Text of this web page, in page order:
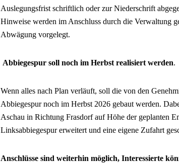
Auslegungsfrist schriftlich oder zur Niederschrift
Hinweise werden im Anschluss durch die Verwaltung
Abwägung vorgelegt.
Abbiegespur soll noch im Herbst realisiert werden.
Wenn alles nach Plan verläuft, soll die von den
Abbiegespur noch im Herbst 2026 gebaut werden.
Aschau in Richtung Frasdorf auf Höhe der geplanten
Linksabbiegespur erweitert und eine eigene Zufahrt
Anschlüsse sind weiterhin möglich, Interessierte